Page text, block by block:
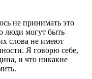
не принимать это
люди могут быть
слова не имеют
Я говорю себе,
и что никакие